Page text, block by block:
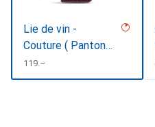
Lie de vin -
Couture ( Pantone
#412234 )
CHF
119.–